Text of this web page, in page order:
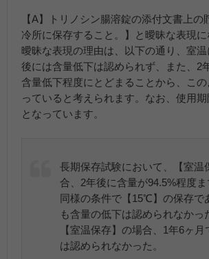
【A】トリノシン腸溶錠の添付文書上の
冷所に保存すること。】と曖昧な表現に
曖昧な表現の理由は、以下の通り、室
後には含量低下は認められず、また、2
含量低下程度にとどまることから、こ
っていると考えられます。なお、使用
となっています。
長期保存試験において、【室温
合、2年後に含量が94.5%程度ま
同様の条件で【15℃】の保存で
も含量の低下は認められなかっ
【室温保存】の場合、1年6ヶ
は認められなかった。